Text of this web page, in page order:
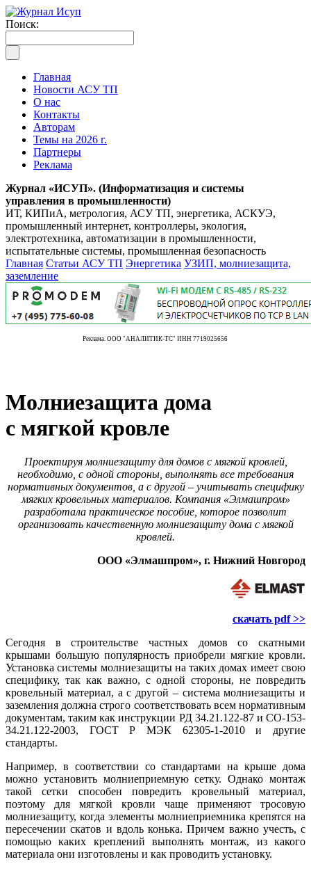
Поиск:
Главная
Новости АСУ ТП
О нас
Контакты
Авторам
Темы на 2026 г.
Партнеры
Реклама
Журнал «ИСУП». (Информатизация и системы
управления в промышленности)
ИТ, КИПиА, метрология, АСУ ТП, энергетика, АСКУЭ,
промышленный интернет, контроллеры, экология,
электротехника, автоматизации в промышленности,
испытательные системы, промышленная безопасность
Главная Статьи АСУ ТП Энергетика УЗИП, молниезащита,
заземление
Реклама. ООО "АНАЛИТИК-ТС" ИНН 7719025656
Молниезащита дома
с мягкой кровле
Проектируя молниезащиту для домов с мягкой кровлей,
необходимо, с одной стороны, выполнять все требования
нормативных документов, а с другой – учитывать специфику
мягких кровельных материалов. Компания «Элмашпром»
разработала практическое пособие, которое позволит
организовать качественную молниезащиту дома с мягкой
кровлей.
ООО «Элмашпром», г. Нижний Новгород
скачать pdf >>
Сегодня в строительстве частных домов со скатными
крышами большую популярность приобрели мягкие кровли.
Установка системы молниезащиты на таких домах имеет свою
специфику, так как важно, с одной стороны, не повредить
кровельный материал, а с другой – система молниезащиты и
заземления должна строго соответствовать всем нормативным
документам, таким как инструкции РД 34.21.122-87 и СО-153-
34.21.122-2003, ГОСТ Р МЭК 62305-1-2010 и другие
стандарты.
Например, в соответствии со стандартами на крыше до­ма
можно установить молниеприемную сетку. Однако монтаж
такой сетки способен повредить кровельный материал,
поэтому для мягкой кровли ча­ще применяют тросовую
молниезащиту, когда элементы молниеприемника крепятся на
пересечении скатов и вдоль конька. Причем важно учесть, с
помощью каких креплений выполнять монтаж, из какого
материала они изготовлены и как проводить установку.